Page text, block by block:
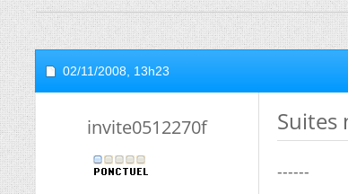
02/11/2008, 13h23
invite0512270f Suites
------